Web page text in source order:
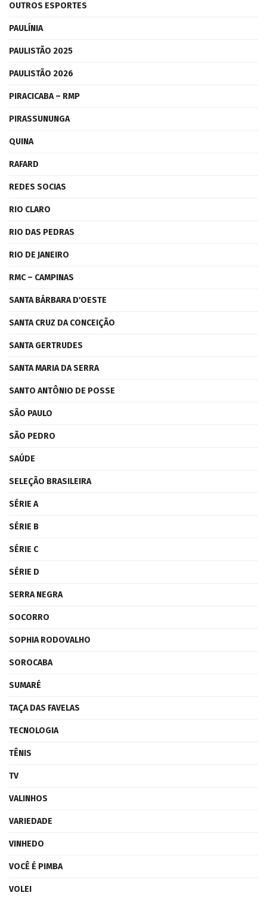
OUTROS ESPORTES
PAULÍNIA
PAULISTÃO 2025
PAULISTÃO 2026
PIRACICABA – RMP
PIRASSUNUNGA
QUINA
RAFARD
REDES SOCIAS
RIO CLARO
RIO DAS PEDRAS
RIO DE JANEIRO
RMC – CAMPINAS
SANTA BÁRBARA D'OESTE
SANTA CRUZ DA CONCEIÇÃO
SANTA GERTRUDES
SANTA MARIA DA SERRA
SANTO ANTÔNIO DE POSSE
SÃO PAULO
SÃO PEDRO
SAÚDE
SELEÇÃO BRASILEIRA
SÉRIE A
SÉRIE B
SÉRIE C
SÉRIE D
SERRA NEGRA
SOCORRO
SOPHIA RODOVALHO
SOROCABA
SUMARÉ
TAÇA DAS FAVELAS
TECNOLOGIA
TÊNIS
TV
VALINHOS
VARIEDADE
VINHEDO
VOCÊ É PIMBA
VOLEI